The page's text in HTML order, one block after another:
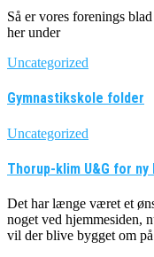
Så er vores forenings
her under
Uncategorized
Gymnastikskole folder
Uncategorized
Thorup-klim U&G for ny
Det har længe været et
noget ved hjemmesiden,
vil der blive bygget om